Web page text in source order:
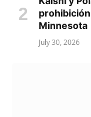
Minnesota
July 30, 2026